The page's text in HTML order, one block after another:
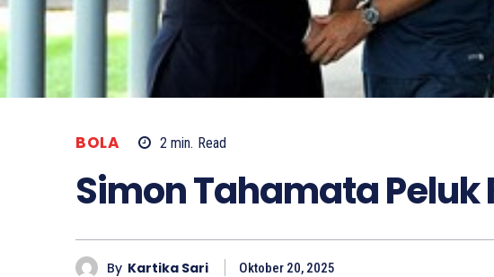
BOLA 2 min. Read
Simon Tahamata Peluk
By Kartika Sari Oktober 20, 2025